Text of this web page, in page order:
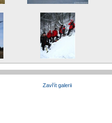
Zavřít galerii